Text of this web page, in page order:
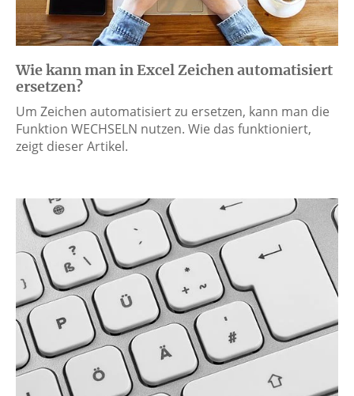
Wie kann man in Excel Zeichen automatisiert
ersetzen?
Um Zeichen automatisiert zu ersetzen, kann man die
Funktion WECHSELN nutzen. Wie das funktioniert,
zeigt dieser Artikel.